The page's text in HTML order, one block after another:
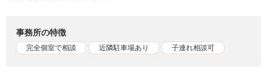
事務所の特徴
完全個室で相談 近隣駐車場あり 子連れ相談可